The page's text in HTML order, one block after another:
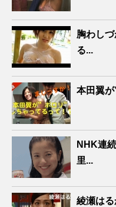
胸わし
る...
本田翼
NHK連
里...
綾瀬は